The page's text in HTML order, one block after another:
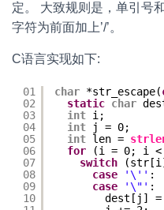
定。 大致规则是，单引号
字符为前面加上’/’。
C语言实现如下:
01
02
03
04
05
06
07
08
09
10
char *str_escape(
static char
int i;
int
j = 0;
int len =
for
(i = 0; i <
switch
case
'\'' :
case
'\"' :
dest[j]